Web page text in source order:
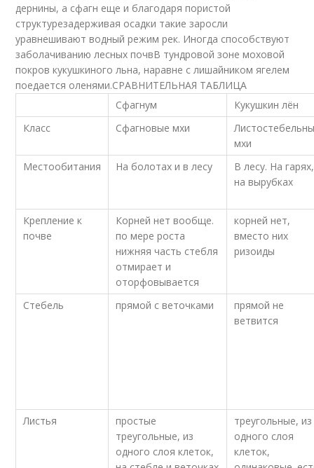
дернины, а сфагн еще и благодаря пористой
структурезадерживая осадки такие заросли
уравнешивают водный режим рек. Иногда способствуют
заболачиванию лесных почвВ тундровой зоне моховой
покров кукушкиного льна, наравне с лишайником ягелем
поедается оленями.СРАВНИТЕЛЬНАЯ ТАБЛИЦА
Сфагнум
Кукушкин лён
Класс
Сфагновые мхи
мхи
Местообитания
На болотах и в лесу
В лесу. На гарях,
на вырубках
Крепление к
почве
Корней нет вообще.
по мере роста
нижняя часть стебля
отмирает и
оторфовывается
корней нет,
вместо них
ризоиды
Стебель прямой с веточками
прямой не
ветвится
Листья
простые
треугольные, из
одного слоя клеток,
треугольные, из
одного слоя
клеток,